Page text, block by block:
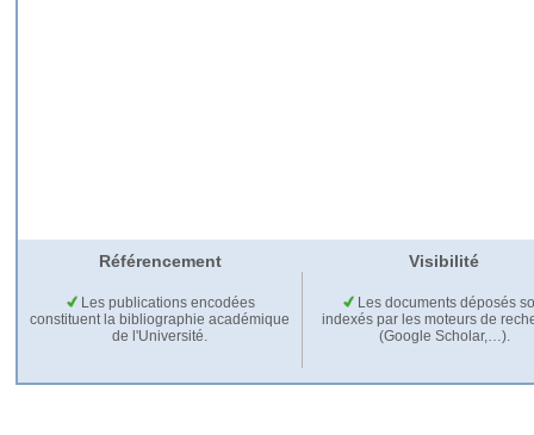
Référencement Visibilité
Les publications encodées
constituent la bibliographie académique
de l'Université.
Les documents déposés
indexés par les moteurs de
(Google Scholar,…).